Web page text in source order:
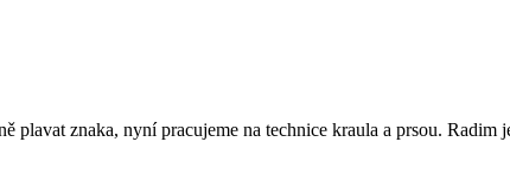
plavat znaka, nyní pracujeme na technice kraula a prsou. Radim